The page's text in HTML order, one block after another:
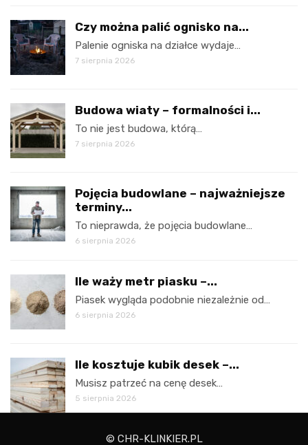
Czy można palić ognisko na...
Palenie ogniska na działce wydaje…
7 sierpnia 2026
Budowa wiaty – formalności i...
To nie jest budowa, którą…
7 sierpnia 2026
Pojęcia budowlane – najważniejsze
terminy...
To nieprawda, że pojęcia budowlane…
6 sierpnia 2026
Ile waży metr piasku –...
Piasek wygląda podobnie niezależnie od…
6 sierpnia 2026
Ile kosztuje kubik desek –...
Musisz patrzeć na cenę desek…
5 sierpnia 2026
© CHR-KLINKIER.PL